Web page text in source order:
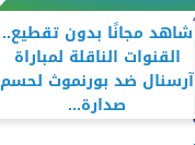
شاهد مجانًا بدون تقطيع..
القنوات الناقلة لمباراة
آرسنال ضد بورنموث لحسم
صدارة...